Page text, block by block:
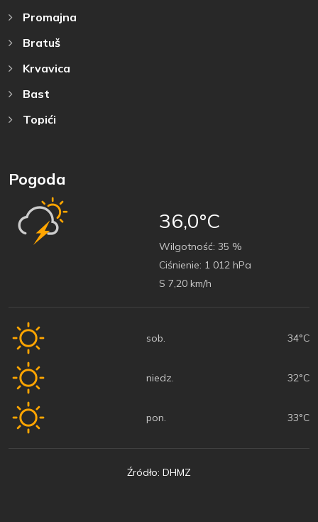
Promajna
Bratuš
Krvavica
Bast
Topići
Pogoda
36,0°C
Wilgotność: 35 %
Ciśnienie: 1 012 hPa
S 7,20 km/h
sob. 34°C
niedz. 32°C
pon. 33°C
Źródło: DHMZ